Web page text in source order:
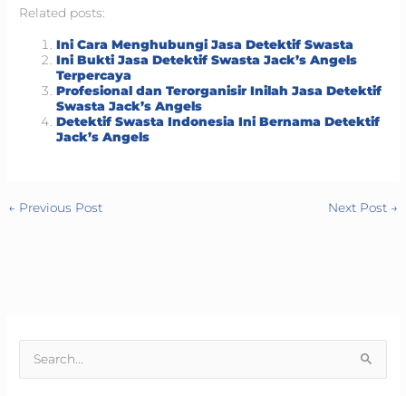
Related posts:
Ini Cara Menghubungi Jasa Detektif Swasta
Ini Bukti Jasa Detektif Swasta Jack’s Angels
Terpercaya
Profesional dan Terorganisir Inilah Jasa Detektif
Swasta Jack’s Angels
Detektif Swasta Indonesia Ini Bernama Detektif
Jack’s Angels
← Previous Post Next Post →